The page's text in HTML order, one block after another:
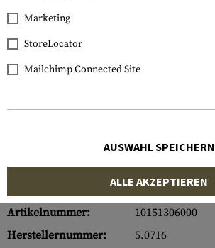
Artikelnummer:
10151306000
Herstellernummer:
5.0716
Marketing
StoreLocator
Mailchimp Connected Site
AUSWAHL SPEICHERN
ALLE AKZEPTIEREN